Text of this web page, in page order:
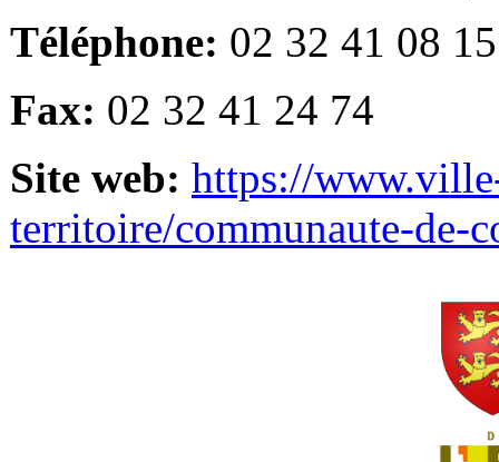
Téléphone: 02 32 41 08 15
Fax: 02 32 41 24 74
Site web: https://
territoire/communaute-de-